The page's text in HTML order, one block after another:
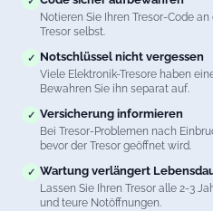
Notieren Sie Ihren Tresor-Code
Tresor selbst.
✓ Notschlüssel nicht vergessen
Viele Elektronik-Tresore haben
Bewahren Sie ihn separat auf.
✓ Versicherung informieren
Bei Tresor-Problemen nach
bevor der Tresor geöffnet wird.
✓ Wartung verlängert
Lassen Sie Ihren Tresor alle 2-3
und teure Notöffnungen.